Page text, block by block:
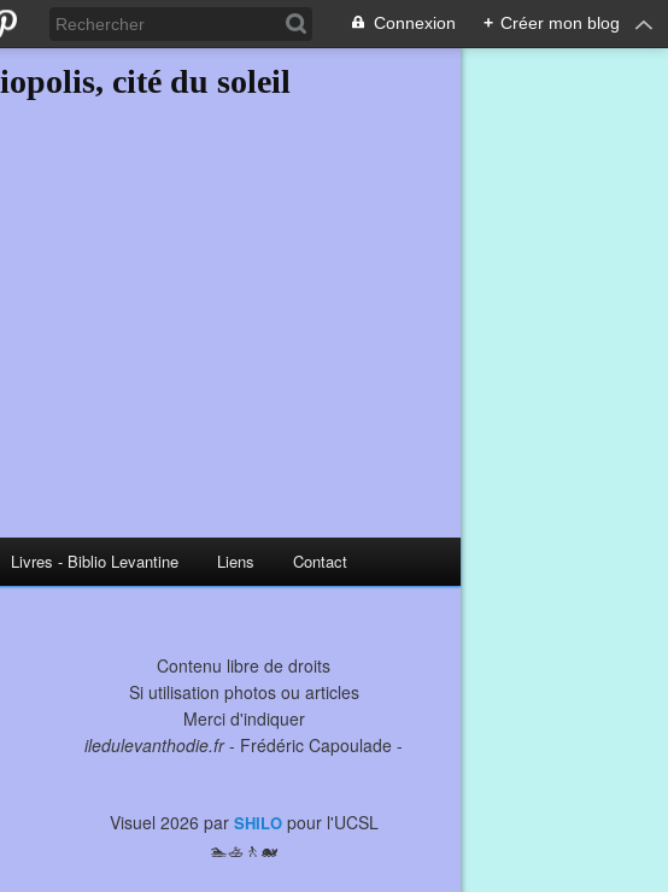
Connexion + Créer mon blog
cité du soleil
Livres - Biblio Levantine Liens Contact
Contenu libre de droits
Si utilisation photos ou articles
Merci d'indiquer
iledulevanthodie.fr- Frédéric Capoulade -
Visuel 2026 par SHILOpour l'UCSL
🏊🚣🚶🐋